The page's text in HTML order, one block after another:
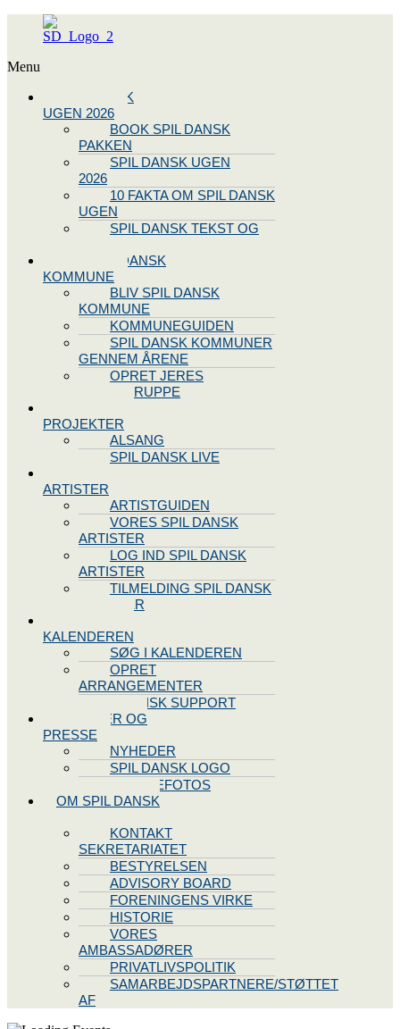
Menu
SPIL DANSK
UGEN 2026
BOOK SPIL DANSK
PAKKEN
SPIL DANSK UGEN
2026
10 FAKTA OM SPIL DANSK
UGEN
SPIL DANSK TEKST OG
BLIV SPIL DANSK
KOMMUNE
BLIV SPIL DANSK
KOMMUNE
KOMMUNEGUIDEN
SPIL DANSK KOMMUNER
GENNEM ÅRENE
OPRET JERES
STYREGRUPPE
PROJEKTER
ALSANG
SPIL DANSK LIVE
ARTISTER
ARTISTGUIDEN
VORES SPIL DANSK
ARTISTER
LOG IND SPIL DANSK
ARTISTER
TILMELDING SPIL DANSK
ARTISTER
KALENDEREN
SØG I KALENDEREN
OPRET
ARRANGEMENTER
TEKNISK SUPPORT
NYHEDER OG
PRESSE
NYHEDER
SPIL DANSK LOGO
PRESSEFOTOS
OM SPIL DANSK
KONTAKT
SEKRETARIATET
BESTYRELSEN
ADVISORY BOARD
FORENINGENS VIRKE
HISTORIE
VORES
AMBASSADØRER
PRIVATLIVSPOLITIK
SAMARBEJDSPARTNERE/STØTTET
AF